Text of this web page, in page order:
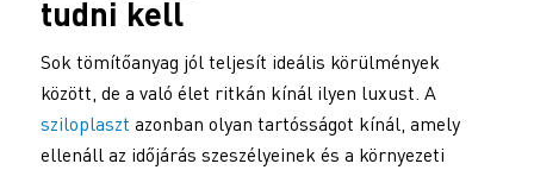
tudni kell
Sok tömítőanyag jól teljesít ideális körülmények
között, de a való élet ritkán kínál ilyen luxust. A
sziloplaszt azonban olyan tartósságot kínál, amely
ellenáll az időjárás szeszélyeinek és a környezeti